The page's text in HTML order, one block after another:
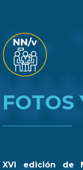
FOTOS
XVI edición de